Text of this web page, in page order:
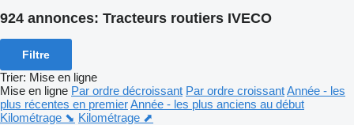
924 annonces: Tracteurs routiers IVECO
Filtre
Trier: Mise en ligne
Mise en ligne Par ordre décroissant Par ordre croissantAnnée - les
plus récentes en premierAnnée - les plus anciens au début
Kilométrage ⬊ Kilométrage ⬈